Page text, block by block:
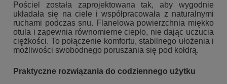
Pościel została zaprojektowana tak, aby wygodnie
układała się na ciele i współpracowała z naturalnymi
ruchami podczas snu. Flanelowa powierzchnia miękko
otula i zapewnia równomierne ciepło, nie dając uczucia
ciężkości. To połączenie komfortu, stabilnego ułożenia i
możliwości swobodnego poruszania się pod kołdrą.
Praktyczne rozwiązania do codziennego użytku